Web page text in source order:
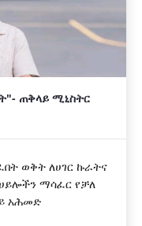
ጠቅላይ ሚኒስትር
ወቅት ለሀገር ኩራትና
ማሳፈር የቻለ
አሕመድ